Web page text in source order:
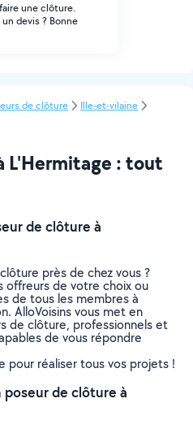
une clôture.
devis ? Bonne
de clôture
Ille-et-vilaine
L'Hermitage : tout
de clôture à
près de chez vous ?
offreurs de votre choix ou
de tous les membres à
AlloVoisins vous met en
de clôture, professionnels et
de vous répondre
pour réaliser tous vos projets !
de clôture à